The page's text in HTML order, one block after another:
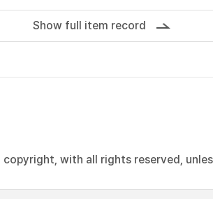
Show full item record
with all rights reserved,